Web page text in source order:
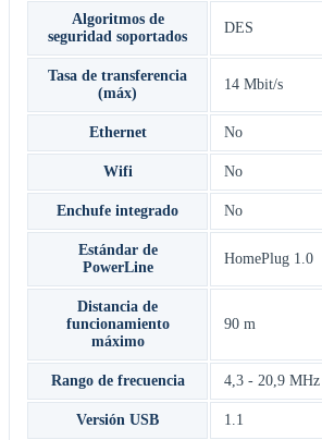
Algoritmos de
seguridad soportados
DES
Tasa de transferencia
(máx)
14 Mbit/s
Ethernet No
Wifi No
Enchufe integrado No
Estándar de
PowerLine
HomePlug 1.0
Distancia de
funcionamiento
máximo
90 m
Rango de frecuencia 4,3 - 20,9 MHz
Versión USB 1.1